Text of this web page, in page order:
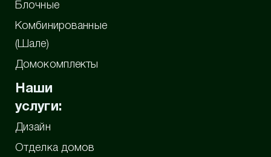
Блочные
Комбинированные
(Шале)
Домокомплекты
Наши
услуги:
Дизайн
Отделка домов